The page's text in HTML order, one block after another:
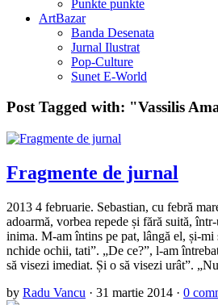
Punkte punkte
ArtBazar
Banda Desenata
Jurnal Ilustrat
Pop-Culture
Sunet E-World
Post Tagged with: "Vassilis
Fragmente de jurnal
2013 4 februarie. Sebastian, cu febră
adoarmă, vorbea repede și fără suită,
inima. M-am întins pe pat, lângă el, și-mi
nchide ochii, tati”. „De ce?”, l-am
să visezi imediat. Și o să visezi urât”.
by Radu Vancu · 31 martie 2014 · 0